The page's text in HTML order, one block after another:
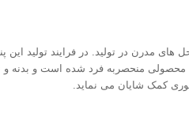
های مدرن در تولید. در فرایند تولید این
منحصربه فرد شده است و بدنه و
کمک شایان می نماید.